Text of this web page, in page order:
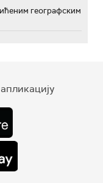
географским